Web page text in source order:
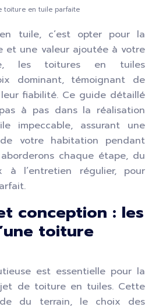
toiture en tuile parfaite
tuile, c’est opter pour la
et une valeur ajoutée à votre
les toitures en tuiles
dominant, témoignant de
fiabilité. Ce guide détaillé
à pas dans la réalisation
impeccable, assurant une
votre habitation pendant
chaque étape, du
à l’entretien régulier, pour
conception : les
toiture
est essentielle pour la
de toiture en tuiles. Cette
du terrain, le choix des